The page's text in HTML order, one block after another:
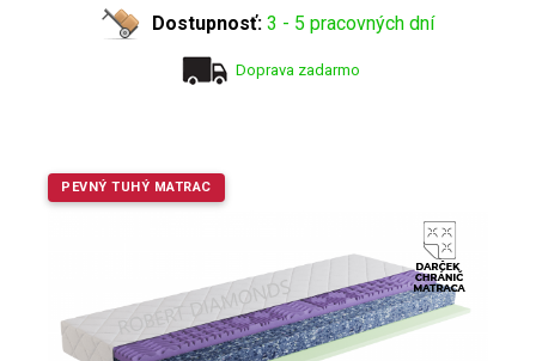
Dostupnosť: 3 - 5 pracovných dní
Doprava zadarmo
PEVNÝ TUHÝ MATRAC